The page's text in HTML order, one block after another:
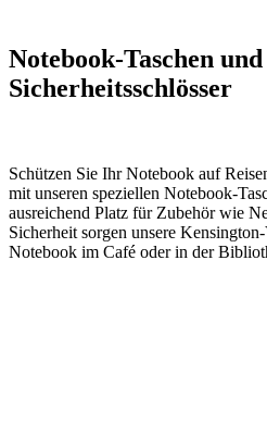
Notebook-Taschen und
Sicherheitsschlösser
Schützen Sie Ihr Notebook auf
mit unseren speziellen Notebook-
ausreichend Platz für Zubehör wie
Sicherheit sorgen unsere
Notebook im Café oder in der